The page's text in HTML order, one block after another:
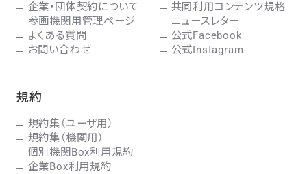
企業・団体契約について
参画機関用管理ページ
よくある質問
お問い合わせ
共同利用コンテンツ規格
ニュースレター
公式Facebook
公式Instagram
規約
規約集（ユーザ用）
規約集（機関用）
個別機関Box利用規約
企業Box利用規約